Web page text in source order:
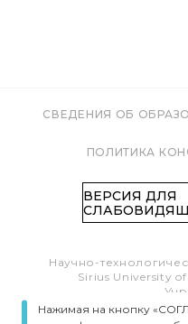
СВЕДЕНИЯ ОБ
ПОЛИТИКА
ВЕРСИЯ ДЛЯ
Научно-
Sirius University of
Федеральная
Нажимая на кнопку